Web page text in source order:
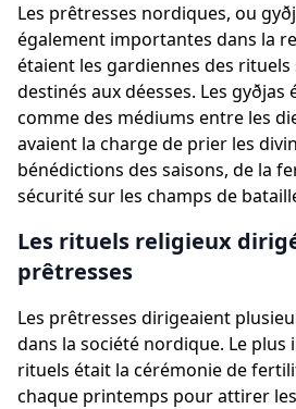
Les prêtresses nordiques, ou
également importantes dans la
étaient les gardiennes des
destinés aux déesses. Les
comme des médiums entre les
avaient la charge de prier les
bénédictions des saisons, de la
sécurité sur les champs de
Les rituels religieux
prêtresses
Les prêtresses dirigeaient
dans la société nordique. Le plus
rituels était la cérémonie de
chaque printemps pour attirer